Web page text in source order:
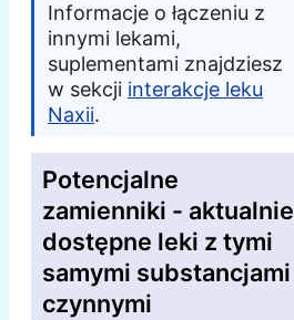
Informacje o łączeniu z
innymi lekami,
suplementami znajdziesz
w sekcji interakcje leku
Naxii.
Potencjalne
zamienniki - aktualnie
dostępne leki z tymi
samymi substancjami
czynnymi